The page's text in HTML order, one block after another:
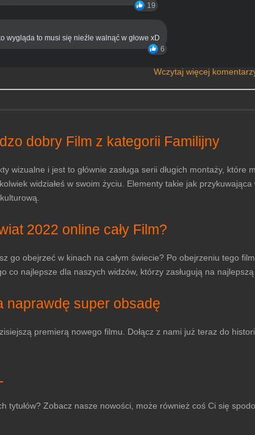
19
wygląda to musi się nieźle walnąć w głowe xD
6
Wczytaj więcej
dobry Film z kategorii Familijny
wizualne i jest to głównie zasługa serii długich montaży,
widziałeś w swoim życiu. Elementy takie jak
2022 online cały Film?
go obejrzeć w kinach na całym świecie? Po obejrzeniu tego
co najlepsze dla naszych widzów, którzy zasługują na
naprawdę super obsadę
premierą nowego filmu. Dołącz z nami już teraz do
tytułów? Zobacz nasze nowości, może również coś Ci się